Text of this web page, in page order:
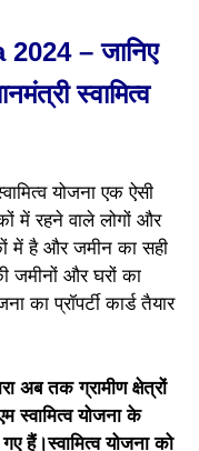
– जानिए
स्वामित्व
योजना एक ऐसी
में रहने वाले लोगों और
में है और जमीन का सही
जमीनों और घरों का
का प्रॉपर्टी कार्ड तैयार
अब तक ग्रामीण क्षेत्रों
स्वामित्व योजना के
हैं।स्वामित्व योजना को